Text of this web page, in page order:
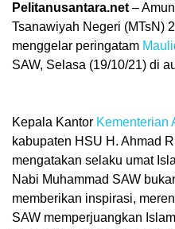
Pelitanusantara.net –
Tsanawiyah Negeri (MTsN) 2
menggelar peringatam
SAW, Selasa (19/10/21) di
Kepala Kantor Kementerian
kabupaten HSU H. Ahmad
mengatakan selaku umat
Nabi Muhammad SAW
memberikan inspirasi,
SAW memperjuangkan